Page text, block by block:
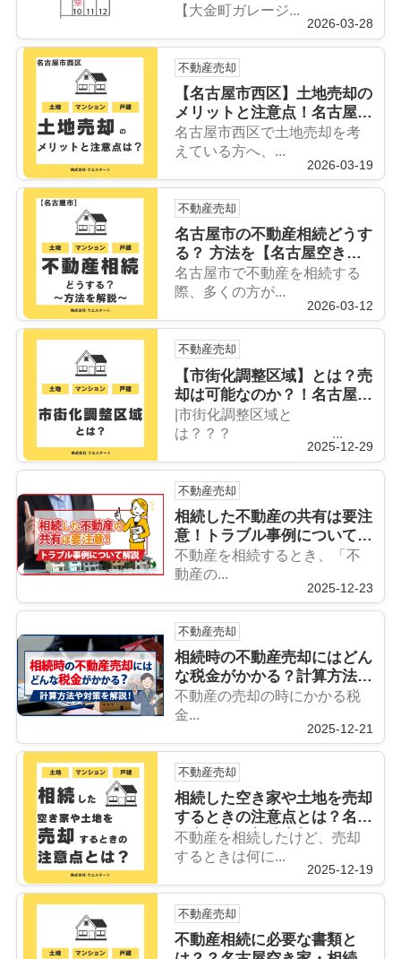
【大金町ガレージ...
2026-03-28
不動産売却
【名古屋市西区】土地売却の
メリットと注意点！名古屋空
き家・相続売却センターが解
説！
名古屋市西区で土地売却を考
えている方へ、...
2026-03-19
不動産売却
名古屋市の不動産相続どうす
る？ 方法を【名古屋空き
家・相続不動産売却センタ
ー】が解説！
名古屋市で不動産を相続する
際、多くの方が...
2026-03-12
不動産売却
【市街化調整区域】とは？売
却は可能なのか？！名古屋空
き家・相続不動産売却センタ
ーが解説！
|市街化調整区域と
は？？？ ...
2025-12-29
不動産売却
相続した不動産の共有は要注
意！トラブル事例について
【名古屋空き家相続不動産売
却センター】が解説
不動産を相続するとき、「不
動産の...
2025-12-23
不動産売却
相続時の不動産売却にはどん
な税金がかかる？計算方法や
対策を解説！
不動産の売却の時にかかる税
金...
2025-12-21
不動産売却
相続した空き家や土地を売却
するときの注意点とは？名古
屋空き家・相続売却センター
が解説！
不動産を相続したけど、売却
するときは何に...
2025-12-19
不動産売却
不動産相続に必要な書類と